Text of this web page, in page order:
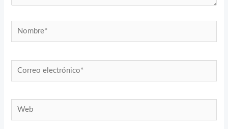
Nombre*
Correo
electrónico*
Web